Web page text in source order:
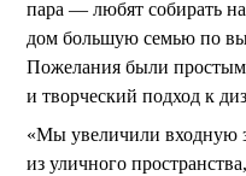
пара — любят собирать
дом большую семью по
Пожелания были
и творческий подход к
«Мы увеличили входную
из уличного